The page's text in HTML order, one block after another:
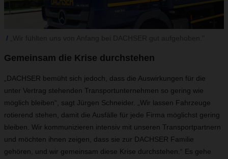
Gemeinsam die Krise durchstehen
„DACHSER bemüht sich jedoch, dass die Auswirkungen für die
unter Vertrag stehenden Transportunternehmen so gering wie
möglich bleiben“, sagt Jürgen Schneider. „Wir lassen Fahrzeuge
rotierend stehen, damit die Ausfälle für jede Firma möglichst gering
bleiben. Wir kommunizieren intensiv mit unseren Transportpartnern
und möchten ihnen zeigen, dass sie zur DACHSER Familie
gehören, und wir gemeinsam diese Krise durchstehen.“ Es gehe